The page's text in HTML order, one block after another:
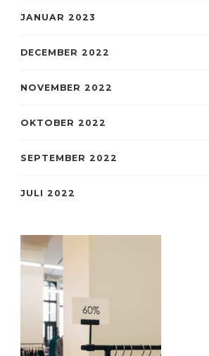
JANUAR 2023
DECEMBER 2022
NOVEMBER 2022
OKTOBER 2022
SEPTEMBER 2022
JULI 2022